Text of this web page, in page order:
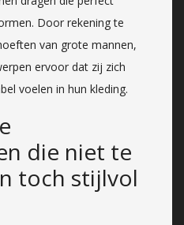
Door rekening te
van grote mannen,
ervoor dat zij zich
voelen in hun kleding.
die niet te
toch stijlvol